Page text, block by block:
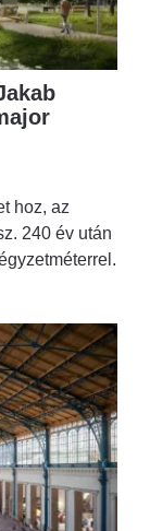
hoz, az
240 év után